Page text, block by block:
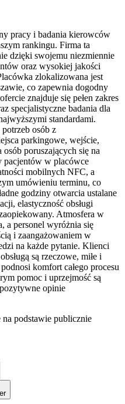
pracy i badania kierowców
rankingu. Firma ta
dzięki swojemu niezmiennie
oraz wysokiej jakości
zlokalizowana jest
co zapewnia dogodny
znajduje się pełen zakres
specjalistyczne badania dla
standardami.
osób z
parkingowe, wejście,
poruszających się na
w placówce
mobilnych NFC, a
umówieniu terminu, co
godziny otwarcia ustalane
elastyczność obsługi
Atmosfera w
a personel wyróżnia się
i zaangażowaniem w
na każde pytanie. Klienci
są rzeczowe, miłe i
komfort całego procesu
pomoc i uprzejmość są
opinie
podstawie publicznie